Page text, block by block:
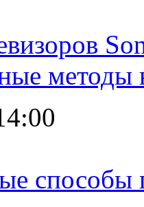
методы
способы